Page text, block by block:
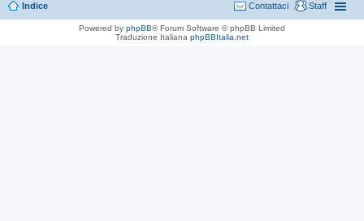
Indice Staff
Contattaci
Powered by phpBB® Forum Software © phpBB Limited
Traduzione Italiana phpBBItalia.net